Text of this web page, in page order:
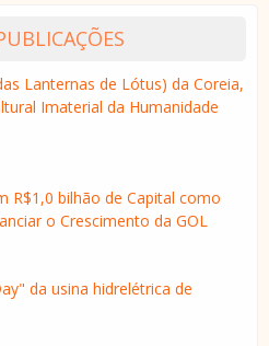
Lanternas de Lótus) da Coreia,
Imaterial da Humanidade
R$1,0 bilhão de Capital como
o Crescimento da GOL
da usina hidrelétrica de